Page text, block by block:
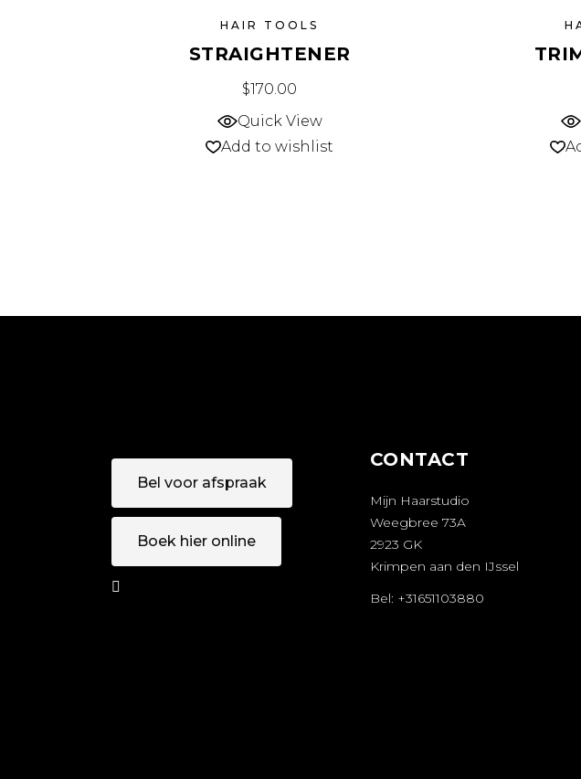
HAIR TOOLS
STRAIGHTENER
$170.00
Quick View
Add to wishlist
Bel voor afspraak
Boek hier online
CONTACT
Mijn Haarstudio
Weegbree 73A
2923 GK
Krimpen aan den IJssel
Bel: +31651103880